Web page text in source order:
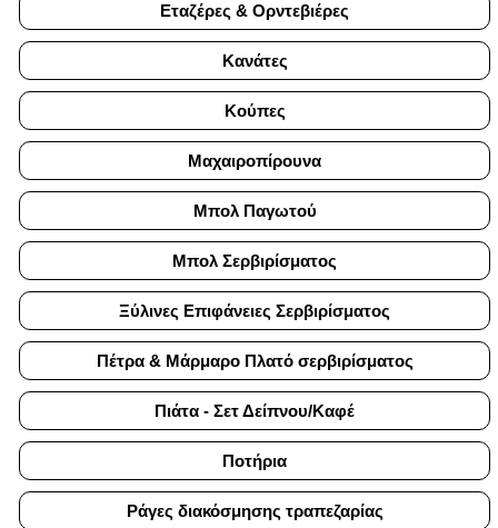
Εταζέρες & Ορντεβιέρες
Κανάτες
Κούπες
Μαχαιροπίρουνα
Μπολ Παγωτού
Μπολ Σερβιρίσματος
Ξύλινες Επιφάνειες Σερβιρίσματος
Πέτρα & Μάρμαρο Πλατό σερβιρίσματος
Πιάτα - Σετ Δείπνου/Καφέ
Ποτήρια
Ράγες διακόσμησης τραπεζαρίας